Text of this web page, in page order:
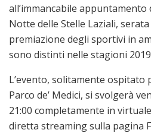
all’immancabile
Notte delle Stelle Laziali,
premiazione degli sportivi in
sono distinti nelle stagioni 2019
L’evento, solitamente ospitato
Parco de’ Medici, si svolgerà
21:00 completamente in
diretta streaming sulla pagina